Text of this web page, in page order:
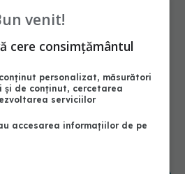
venit!
cere consimțământul
personalizat, măsurători
și de conținut, cercetarea
serviciilor
accesarea informațiilor de pe